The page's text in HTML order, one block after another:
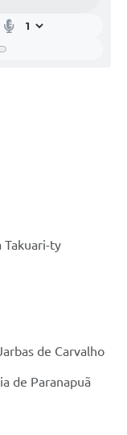
Takuari-ty
de Carvalho
de Paranapuã